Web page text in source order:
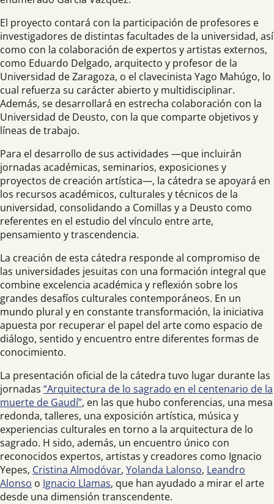
El proyecto contará con la participación de profesores e
investigadores de distintas facultades de la universidad, así
como con la colaboración de expertos y artistas externos,
como Eduardo Delgado, arquitecto y profesor de la
Universidad de Zaragoza, o el clavecinista Yago Mahúgo, lo
cual refuerza su carácter abierto y multidisciplinar.
Además, se desarrollará en estrecha colaboración con la
Universidad de Deusto, con la que comparte objetivos y
líneas de trabajo.
Para el desarrollo de sus actividades —que incluirán
jornadas académicas, seminarios, exposiciones y
proyectos de creación artística—, la cátedra se apoyará en
los recursos académicos, culturales y técnicos de la
universidad, consolidando a Comillas y a Deusto como
referentes en el estudio del vínculo entre arte,
pensamiento y trascendencia.
La creación de esta cátedra responde al compromiso de
las universidades jesuitas con una formación integral que
combine excelencia académica y reflexión sobre los
grandes desafíos culturales contemporáneos. En un
mundo plural y en constante transformación, la iniciativa
apuesta por recuperar el papel del arte como espacio de
diálogo, sentido y encuentro entre diferentes formas de
conocimiento.
La presentación oficial de la cátedra tuvo lugar durante las
jornadas “Arquitectura de lo sagrado en el centenario de la
muerte de Gaudí”, en las que hubo conferencias, una mesa
redonda, talleres, una exposición artística, música y
experiencias culturales en torno a la arquitectura de lo
sagrado. H sido, además, un encuentro único con
reconocidos expertos, artistas y creadores como Ignacio
Yepes, Cristina Almodóvar, Yolanda Lalonso, Leandro
Alonso o Ignacio Llamas, que han ayudado a mirar el arte
desde una dimensión transcendente.